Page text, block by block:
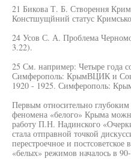
21 Бикова Т. Б. Створення
Констшущйний статус
24 Усов С. А. Проблема
3.22).
25 См. например: Четыре года
Симферополь: КрымВЦИК и
1920 - 1925. Симферополь:
Первым относительно
феномена «белого» Крыма
работу П.Н. Надинского
стала отправной точкой
перестроечное и постсоветское
«белых» режимов началось в